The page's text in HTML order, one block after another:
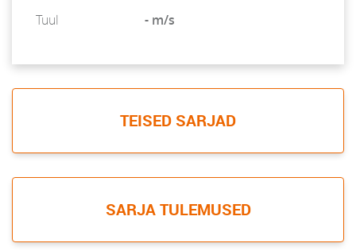
Tuul
- m/s
TEISED SARJAD
SARJA TULEMUSED